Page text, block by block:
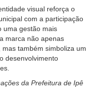
visual reforça o
com a participação
uma gestão mais
marca não apenas
também simboliza um
desenvolvimento
da Prefeitura de Ipê